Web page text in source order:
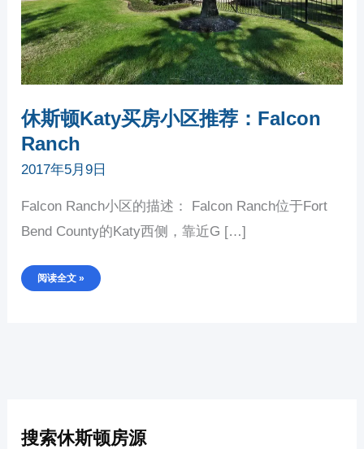
休斯顿Katy买房小区推荐：Falcon
Ranch
2017年5月9日
Falcon Ranch小区的描述： Falcon Ranch位于Fort
Bend County的Katy西侧，靠近G […]
阅读全文 »
搜索休斯顿房源